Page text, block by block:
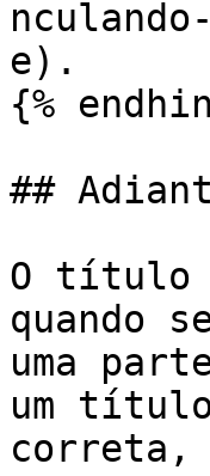
e).
{%
##
O título
quando
uma
um título
correta,